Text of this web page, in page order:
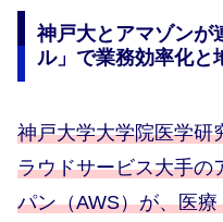
神戸大とアマゾンが
ル」で業務効率化と
神戸大学大学院医学研
ラウドサービス大手の
パン（AWS）が、医